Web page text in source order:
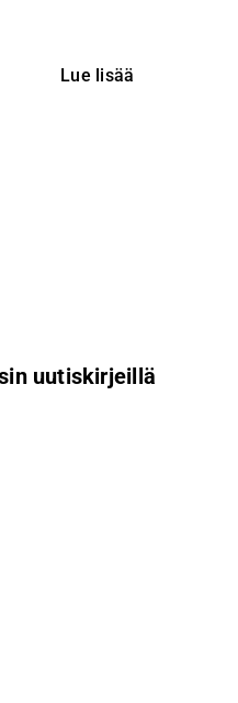
Lue lisää
uutiskirjeillä